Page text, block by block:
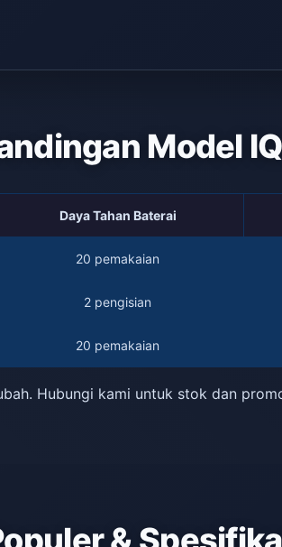
Model
Daya Tahan Baterai
20 pemakaian
2 pengisian
20 pemakaian
Hubungi kami untuk stok dan